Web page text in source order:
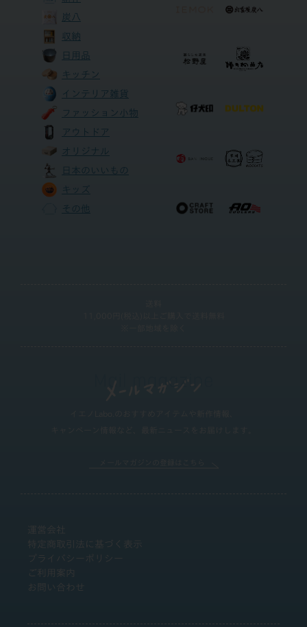
炭八
収納
日用品
キッチン
インテリア雑貨
ファッション小物
アウトドア
オリジナル
日本のいいもの
キッズ
その他
運営会社
特定商取引法に基づく表示
プライバシーポリシー
ご利用案内
お問い合わせ